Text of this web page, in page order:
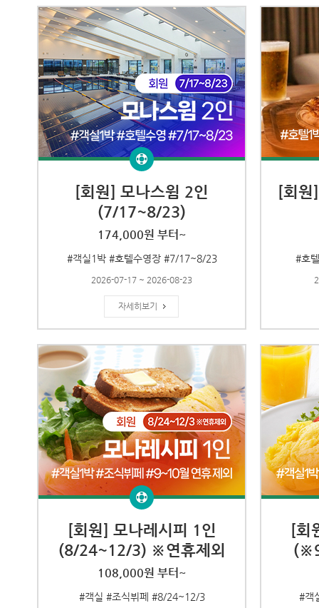
[회원] 모나스윔 2인
(7/17~8/23)
174,000원 부터~
#객실1박 #호텔수영장 #7/17~8/23
2026-07-17 ~ 2026-08-23
자세히보기
[회원
#호
[회원] 모나레시피 1인
(8/24~12/3) ※연휴제외
108,000원 부터~
#객실 #조식뷔페 #8/24~12/3
[회
#객